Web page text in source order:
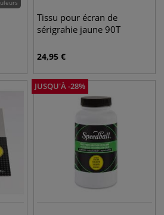
Tissu pour écran de
sérigrahie jaune 90T
24,95 €
JUSQU'À-28%